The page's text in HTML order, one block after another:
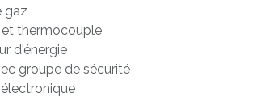
gaz
et thermocouple
d'énergie
groupe de sécurité